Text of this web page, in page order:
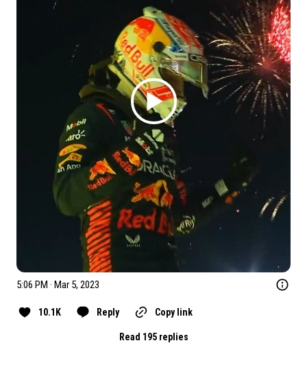
5:06 PM · Mar 5, 2023
10.1K Reply Copy link
Read 195 replies